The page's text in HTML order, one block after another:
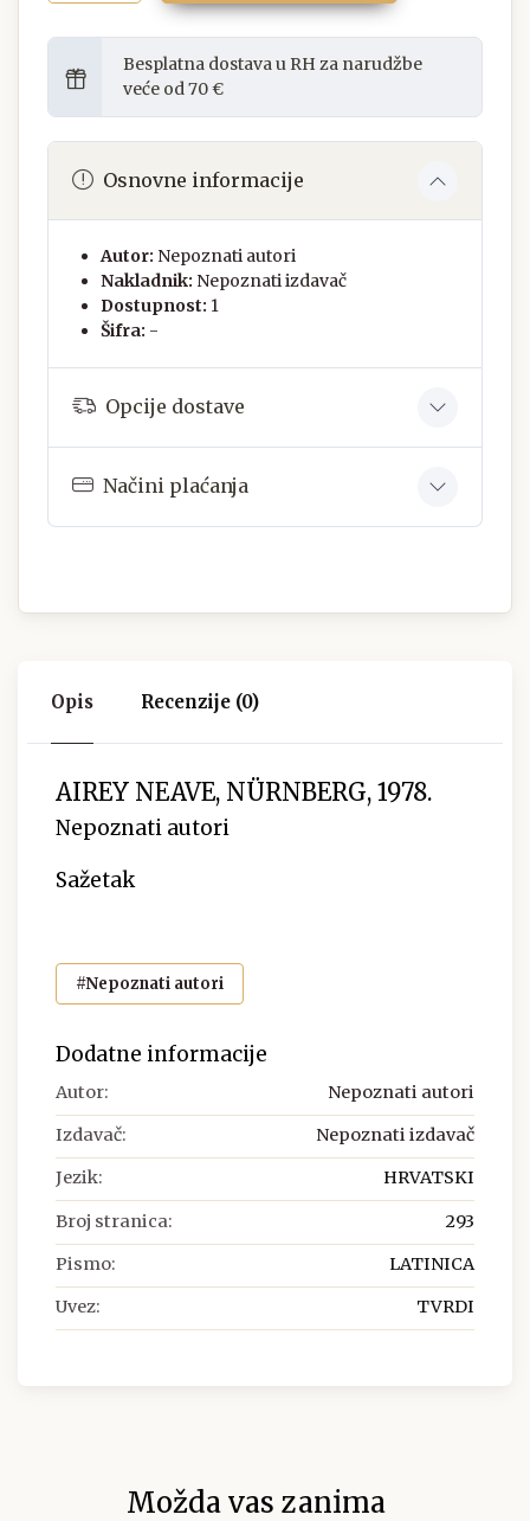
Besplatna dostava u RH za narudžbe
veće od 70 €
Osnovne informacije
Autor: Nepoznati autori
Nakladnik: Nepoznati izdavač
Dostupnost: 1
Šifra: -
Opcije dostave
Načini plaćanja
Opis Recenzije (0)
AIREY NEAVE, NÜRNBERG, 1978.
Nepoznati autori
Sažetak
#Nepoznati autori
Dodatne informacije
Autor: Nepoznati autori
Izdavač: Nepoznati izdavač
Jezik: HRVATSKI
Broj stranica: 293
Pismo: LATINICA
Uvez: TVRDI
Možda vas zanima